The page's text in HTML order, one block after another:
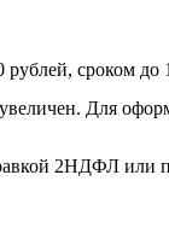
сроком до
Для
2НДФЛ или